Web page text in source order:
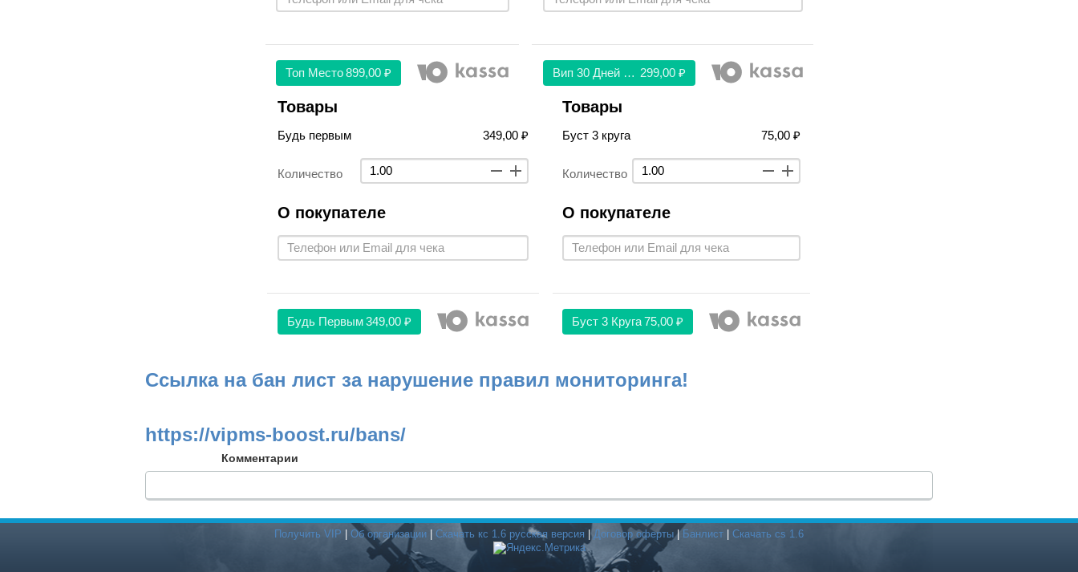
Топ Место 899,00 ₽ Вип 30 Дней 299299,00 ₽
Товары
Будь первым 349,00 ₽
Количество
О покупателе
Будь Первым349,00 ₽
Товары
Буст 3 круга 75,00 ₽
Количество
О покупателе
Буст 3 Круга75,00 ₽
Ссылка на бан лист за нарушение правил мониторинга!
https://vipms-boost.ru/bans/
Комментарии
Получить VIP Об организации Скачать кс 1.6 русская версия |Договор оферты| Банлист Скачать cs 1.6